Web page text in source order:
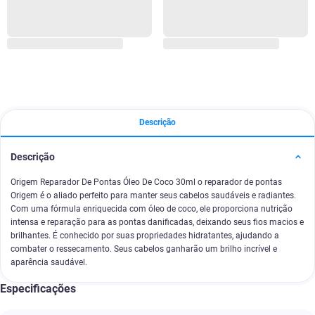
Descrição
Descrição
Origem Reparador De Pontas Óleo De Coco 30ml o reparador de pontas
Origem é o aliado perfeito para manter seus cabelos saudáveis e radiantes.
Com uma fórmula enriquecida com óleo de coco, ele proporciona nutrição
intensa e reparação para as pontas danificadas, deixando seus fios macios e
brilhantes. É conhecido por suas propriedades hidratantes, ajudando a
combater o ressecamento. Seus cabelos ganharão um brilho incrível e
aparência saudável.
Especificações